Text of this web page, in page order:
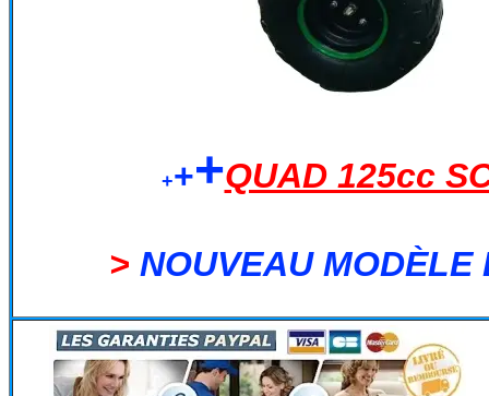
+++QUAD 125cc
> NOUVEAU MODÈLE